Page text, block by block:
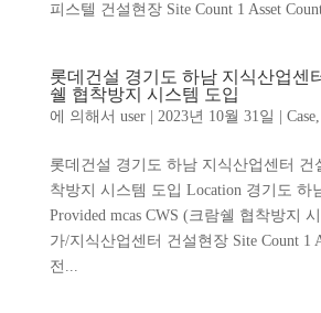
피스텔 건설현장 Site Count 1 Asset
롯데건설 경기도 하남 지식산업센
쉘 협착방지 시스템 도입
에 의해서 user| 2023년 10월 31일 Case,
롯데건설 경기도 하남 지식산업센터 건
착방지 시스템 도입 Location 경기도 하
Provided mcas CWS (크람쉘 협착방지
가/지식산업센터 건설현장 Site Count 1
전...